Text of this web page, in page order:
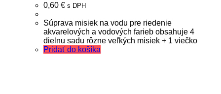
0,60 € s DPH
Súprava misiek na vodu pre riedenie
akvarelových a vodových farieb obsahuje 4
dielnu sadu rôzne veľkých misiek + 1 viečko
Pridať do košíka